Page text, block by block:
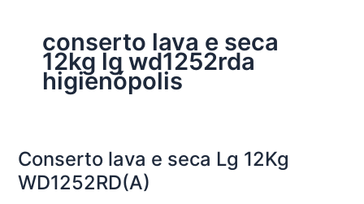
conserto lava e seca
12kg lg wd1252rda
higienópolis
Conserto lava e seca Lg 12Kg
WD1252RD(A)